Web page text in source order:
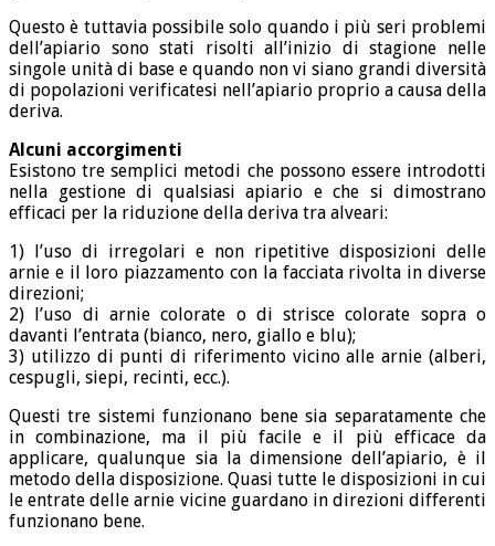
Questo è tuttavia possibile solo quando i più seri problemi
dell’apiario sono stati risolti all’inizio di stagione nelle
singole unità di base e quando non vi siano grandi diversità
di popolazioni verificatesi nell’apiario proprio a causa della
deriva.
Alcuni accorgimenti
Esistono tre semplici metodi che possono essere introdotti
nella gestione di qualsiasi apiario e che si dimostrano
efficaci per la riduzione della deriva tra alveari:
1) l’uso di irregolari e non ripetitive disposizioni delle
arnie e il loro piazzamento con la facciata rivolta in diverse
direzioni;
2) l’uso di arnie colorate o di strisce colorate sopra o
davanti l’entrata (bianco, nero, giallo e blu);
3) utilizzo di punti di riferimento vicino alle arnie (alberi,
cespugli, siepi, recinti, ecc.).
Questi tre sistemi funzionano bene sia separatamente che
in combinazione, ma il più facile e il più efficace da
applicare, qualunque sia la dimensione dell’apiario, è il
metodo della disposizione. Quasi tutte le disposizioni in cui
le entrate delle arnie vicine guardano in direzioni differenti
funzionano bene.